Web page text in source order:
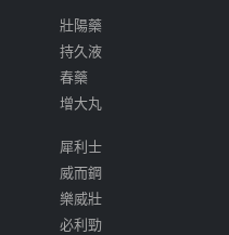
壯陽藥
持久液
春藥
增大丸
犀利士
威而鋼
樂威壯
必利勁